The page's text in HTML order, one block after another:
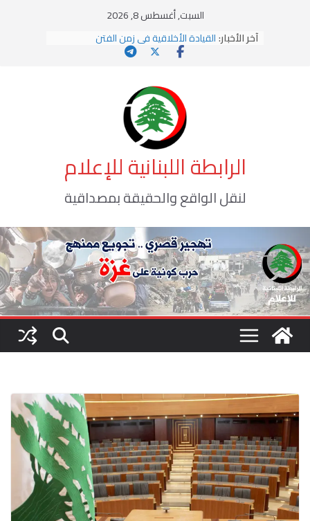
السبت, أغسطس 8, 2026
آخر الأخبار:القيادة الأخلاقية في زمن الفتن
الاستلاب الثقافي وتحديات الهوية الإسلامية
يومَ يَفيضُ العَرَقُ
الرابطة اللبنانية للإعلام
لنقل الواقع والحقيقة بمصداقية